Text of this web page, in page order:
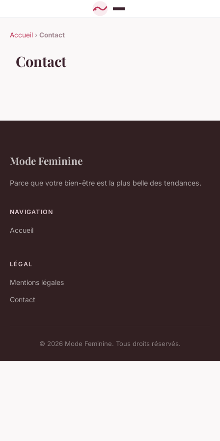
Accueil › Contact
Contact
Mode Feminine
Parce que votre bien-être est la plus belle des tendances.
NAVIGATION
Accueil
LÉGAL
Mentions légales
Contact
© 2026 Mode Feminine. Tous droits réservés.